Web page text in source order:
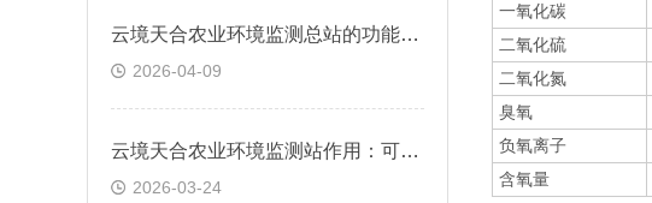
云境天合农业环境监测总站的功能：减少人力巡查成本，提高作物产量与品质
2026-04-09
云境天合农业环境监测站作用：可指导农民合理施肥、灌溉，提高生产效率
2026-03-24
一氧化碳
二氧化硫
二氧化氮
臭氧
负氧离子
含氧量